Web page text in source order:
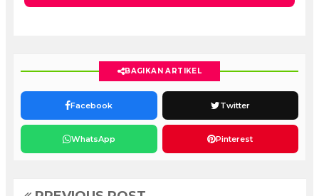
BAGIKAN ARTIKEL
Facebook Twitter
WhatsApp Pinterest